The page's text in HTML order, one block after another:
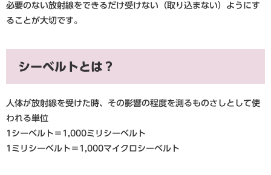
必要のない放射線をできるだけ受けない（取り込まない）ようにす
ることが大切です。
シーベルトとは？
人体が放射線を受けた時、その影響の程度を測るものさしとして使
われる単位
1シーベルト＝1,000ミリシーベルト
1ミリシーベルト＝1,000マイクロシーベルト